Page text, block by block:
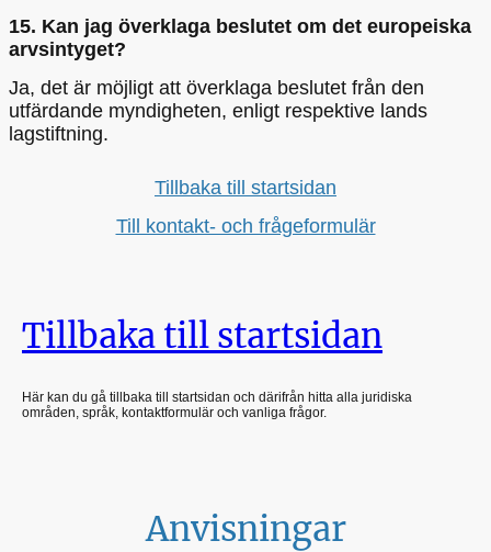
15. Kan jag överklaga beslutet om det europeiska
arvsintyget?
Ja, det är möjligt att överklaga beslutet från den
utfärdande myndigheten, enligt respektive lands
lagstiftning.
Tillbaka till startsidan
Till kontakt- och frågeformulär
Tillbaka till startsidan
Här kan du gå tillbaka till startsidan och därifrån hitta alla juridiska
områden, språk, kontaktformulär och vanliga frågor.
Anvisningar